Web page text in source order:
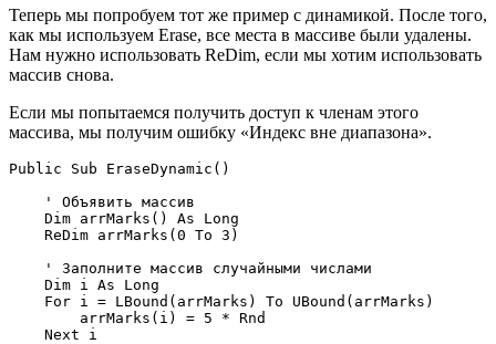
Теперь мы попробуем тот же пример с динамикой. После того,
как мы используем Erase, все места в массиве были удалены.
Нам нужно использовать ReDim, если мы хотим использовать
массив снова.
Если мы попытаемся получить доступ к членам этого
массива, мы получим ошибку «Индекс вне диапазона».
Public Sub EraseDynamic()
    ' Объявить массив
    Dim arrMarks() As Long
    ReDim arrMarks(0 To 3)
    ' Заполните массив случайными числами
    Dim i As Long
    For i = LBound(arrMarks) To UBound(arrMarks)
        arrMarks(i) = 5 * Rnd
    Next i